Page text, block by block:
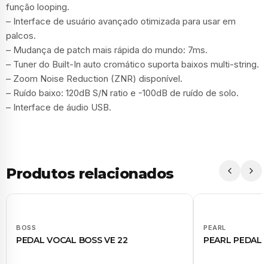
função looping.
– Interface de usuário avançado otimizada para usar em
palcos.
– Mudança de patch mais rápida do mundo: 7ms.
– Tuner do Built-In auto cromático suporta baixos multi-string.
– Zoom Noise Reduction (ZNR) disponível.
– Ruído baixo: 120dB S/N ratio e -100dB de ruído de solo.
– Interface de áudio USB.
Produtos relacionados
BOSS
PEDAL VOCAL BOSS VE 22
PEARL
PEARL PEDAL